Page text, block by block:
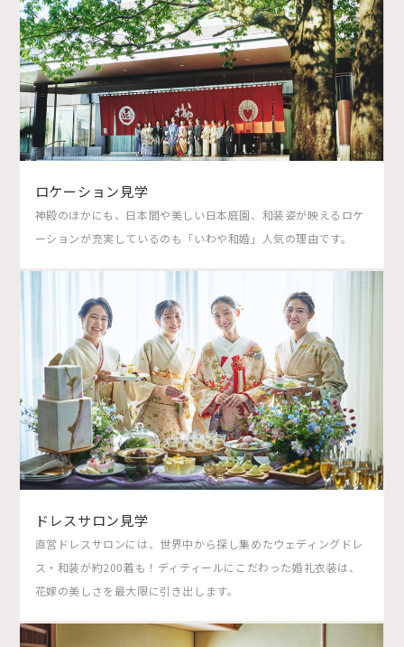
ロケーション見学
神殿のほかにも、日本間や美しい日本庭園、和装姿が映えるロケ
ーションが充実しているのも「いわや和婚」人気の理由です。
ドレスサロン見学
直営ドレスサロンには、世界中から探し集めたウェディングドレ
ス・和装が約200着も！ディティールにこだわった婚礼衣装は、
花嫁の美しさを最大限に引き出します。